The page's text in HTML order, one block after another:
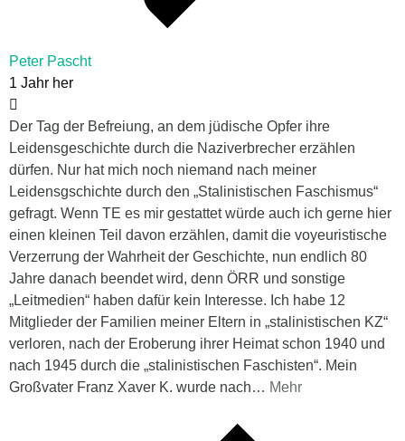
Peter Pascht
1 Jahr her
Der Tag der Befreiung, an dem jüdische Opfer ihre
Leidensgeschichte durch die Naziverbrecher erzählen
dürfen. Nur hat mich noch niemand nach meiner
Leidensgschichte durch den „Stalinistischen Faschismus“
gefragt. Wenn TE es mir gestattet würde auch ich gerne hier
einen kleinen Teil davon erzählen, damit die voyeuristische
Verzerrung der Wahrheit der Geschichte, nun endlich 80
Jahre danach beendet wird, denn ÖRR und sonstige
„Leitmedien“ haben dafür kein Interesse. Ich habe 12
Mitglieder der Familien meiner Eltern in „stalinistischen KZ“
verloren, nach der Eroberung ihrer Heimat schon 1940 und
nach 1945 durch die „stalinistischen Faschisten“. Mein
Großvater Franz Xaver K. wurde nach… Mehr